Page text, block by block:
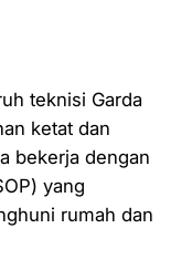
teknisi Garda
ketat dan
bekerja dengan
yang
rumah dan